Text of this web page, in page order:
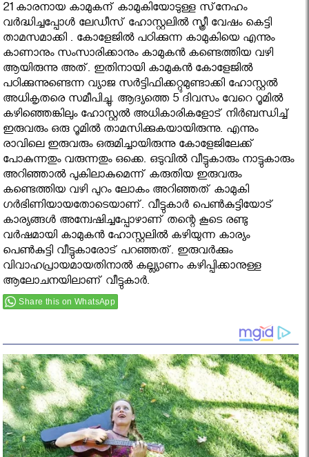
21 കാരനായ കാമുകന് കാമുകിയോടുള്ള സ്‌നേഹം
വര്‍ദ്ധിച്ചപ്പോള്‍ ലേഡീസ് ഹോസ്റ്റലില്‍ സ്ത്രീ വേഷം കെട്ടി
താമസമാക്കി . കോളേജില്‍ പഠിക്കുന്ന കാമുകിയെ എന്നും
കാണാനും സംസാരിക്കാനും കാമുകന്‍ കണ്ടെത്തിയ വഴി
ആയിരുന്നു അത്. ഇതിനായി കാമുകന്‍ കോളേജില്‍
പഠിക്കുന്നുണ്ടെന്ന വ്യാജ സര്‍ട്ടിഫിക്കറ്റുമുണ്ടാക്കി ഹോസ്റ്റല്‍
അധികൃതരെ സമീപിച്ചു. ആദ്യത്തെ 5 ദിവസം വേറെ റൂമില്‍
കഴിഞ്ഞെങ്കിലും ഹോസ്റ്റല്‍ അധികാരികളോട് നിര്‍ബന്ധിച്ച്
ഇരുവരും ഒരു റൂമില്‍ താമസിക്കുകയായിരുന്നു. എന്നും
രാവിലെ ഇരുവരും ഒരുമിച്ചായിരുന്നു കോളേജിലേക്ക്
പോകുന്നതും വരുന്നതും ഒക്കെ. ഒടുവില്‍ വീട്ടുകാരും നാട്ടുകാരും
അറിഞ്ഞാല്‍ പുകിലാകുമെന്ന് കരുതിയ ഇരുവരും
കണ്ടെത്തിയ വഴി പുറം ലോകം അറിഞ്ഞത് കാമുകി
ഗര്‍ഭിണിയായതോടെയാണ്. വീട്ടുകാര്‍ പെണ്‍കുട്ടിയോട്
കാര്യങ്ങള്‍ അന്വേഷിച്ചപ്പോഴാണ് തന്റെ കൂടെ രണ്ടു
വര്‍ഷമായി കാമുകന്‍ ഹോസ്റ്റലില്‍ കഴിയുന്ന കാര്യം
പെണ്‍കുട്ടി വീട്ടുകാരോട് പറഞ്ഞത്. ഇരുവര്‍ക്കും
വിവാഹപ്രായമായതിനാല്‍ കല്ല്യാണം കഴിപ്പിക്കാനുള്ള
ആലോചനയിലാണ് വീട്ടുകാര്‍.
Share this on WhatsApp